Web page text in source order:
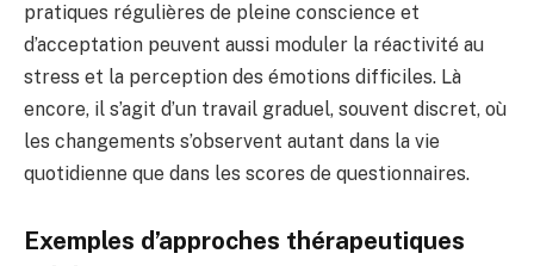
pratiques régulières de pleine conscience et
d’acceptation peuvent aussi moduler la réactivité au
stress et la perception des émotions difficiles. Là
encore, il s’agit d’un travail graduel, souvent discret, où
les changements s’observent autant dans la vie
quotidienne que dans les scores de questionnaires.
Exemples d’approches thérapeutiques